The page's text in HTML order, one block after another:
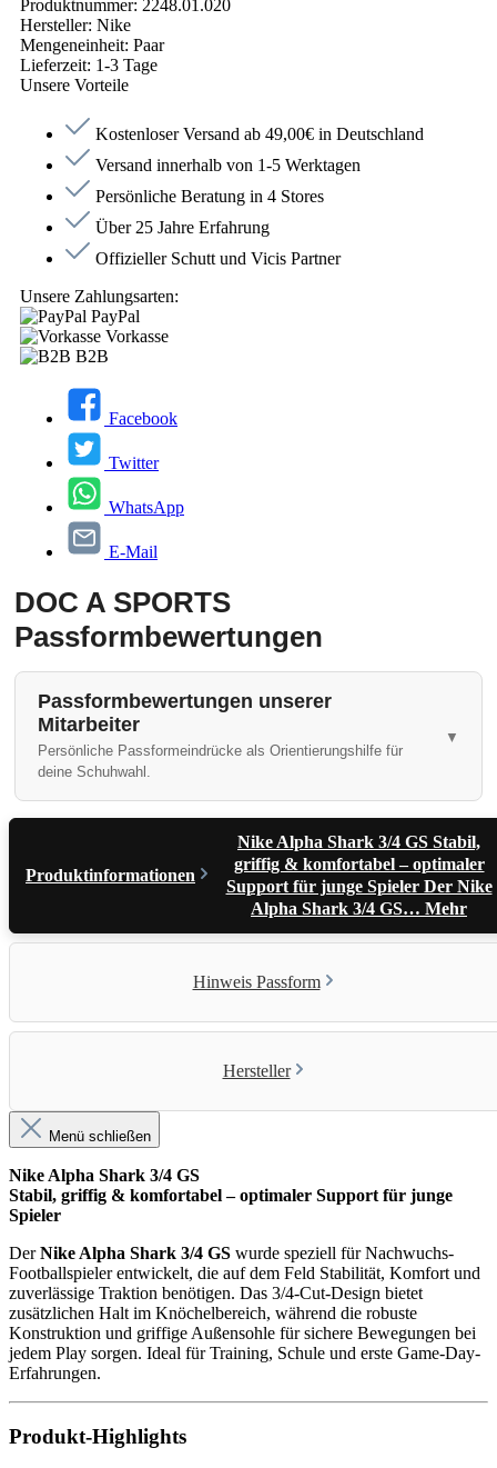
Produktnummer: 2248.01.020
Hersteller: Nike
Mengeneinheit: Paar
Lieferzeit: 1-3 Tage
Unsere Vorteile
Kostenloser Versand ab 49,00€ in Deutschland
Versand innerhalb von 1-5 Werktagen
Persönliche Beratung in 4 Stores
Über 25 Jahre Erfahrung
Offizieller Schutt und Vicis Partner
Unsere Zahlungsarten:
PayPal
Vorkasse
B2B
Facebook
Twitter
WhatsApp
E-Mail
DOC A SPORTS
Passformbewertungen
Passformbewertungen unserer
Mitarbeiter
Persönliche Passformeindrücke als Orientierungshilfe für
deine Schuhwahl.
Produktinformationen
Nike Alpha Shark 3/4 GS Stabil,
griffig & komfortabel – optimaler
Support für junge Spieler Der Nike
Alpha Shark 3/4 GS… Mehr
Hinweis Passform
Hersteller
Menü schließen
Nike Alpha Shark 3/4 GS
Stabil, griffig & komfortabel – optimaler Support für junge
Spieler
DerNike Alpha Shark 3/4 GS wurde speziell für Nachwuchs-
Footballspieler entwickelt, die auf dem Feld Stabilität, Komfort und
zuverlässige Traktion benötigen. Das 3/4-Cut-Design bietet
zusätzlichen Halt im Knöchelbereich, während die robuste
Konstruktion und griffige Außensohle für sichere Bewegungen bei
jedem Play sorgen. Ideal für Training, Schule und erste Game-Day-
Erfahrungen.
Produkt-Highlights